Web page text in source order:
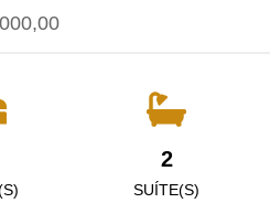
2
SUÍTE(S)